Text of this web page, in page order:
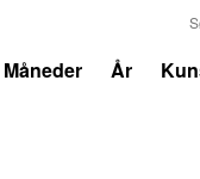
Måneder År